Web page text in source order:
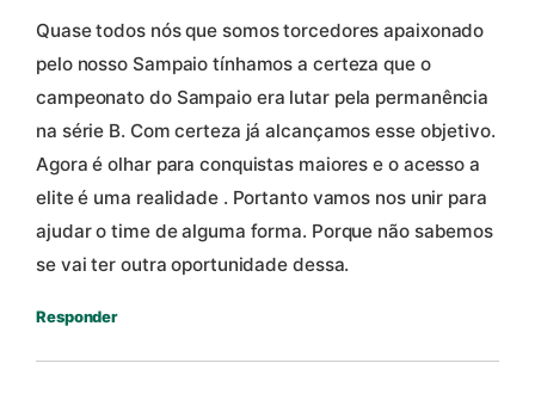
Quase todos nós que somos torcedores apaixonado
pelo nosso Sampaio tínhamos a certeza que o
campeonato do Sampaio era lutar pela permanência
na série B. Com certeza já alcançamos esse objetivo.
Agora é olhar para conquistas maiores e o acesso a
elite é uma realidade . Portanto vamos nos unir para
ajudar o time de alguma forma. Porque não sabemos
se vai ter outra oportunidade dessa.
Responder